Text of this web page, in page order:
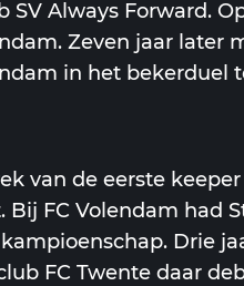
SV Always Forward.
Zeven jaar later
in het bekerduel
van de eerste
Bij FC Volendam had
Drie
FC Twente daar